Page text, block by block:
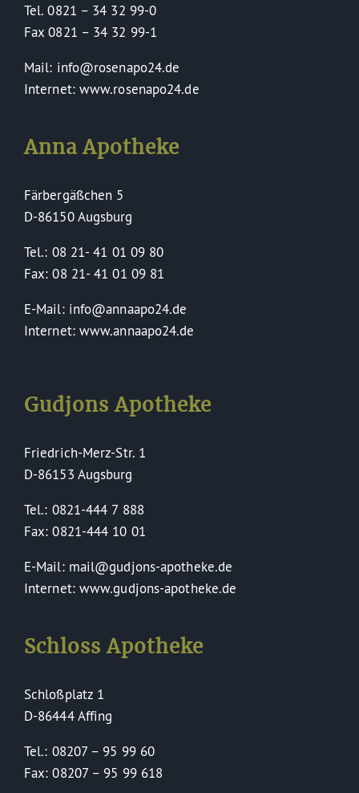
Tel. 0821 – 34 32 99-0
Fax 0821 – 34 32 99-1
Mail: info@rosenapo24.de
Internet: www.rosenapo24.de
Anna Apotheke
Färbergäßchen 5
D-86150 Augsburg
Tel.: 08 21- 41 01 09 80
Fax: 08 21- 41 01 09 81
E-Mail: info@annaapo24.de
Internet: www.annaapo24.de
Gudjons Apotheke
Friedrich-Merz-Str. 1
D-86153 Augsburg
Tel.: 0821-444 7 888
Fax: 0821-444 10 01
E-Mail: mail@gudjons-apotheke.de
Internet: www.gudjons-apotheke.de
Schloss Apotheke
Schloßplatz 1
D-86444 Affing
Tel.: 08207 – 95 99 60
Fax: 08207 – 95 99 618